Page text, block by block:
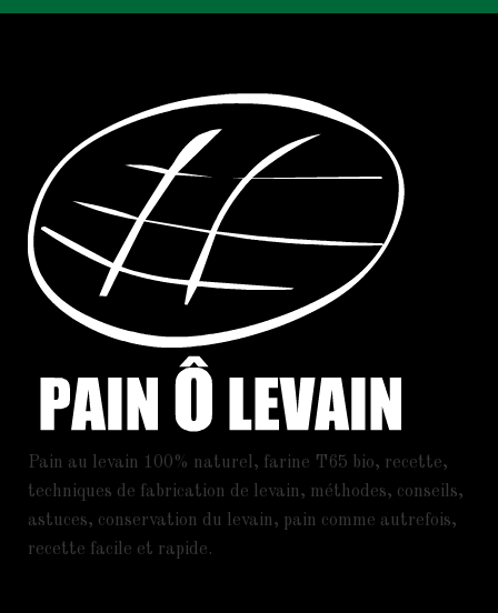
Pain au levain 100% naturel, farine T65 bio, recette,
techniques de fabrication de levain, méthodes, conseils,
astuces, conservation du levain, pain comme autrefois,
recette facile et rapide.